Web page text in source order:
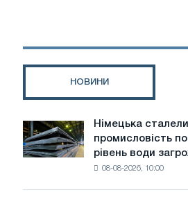
на
вашого
НОВИНИ
Німецька
сталеливарна
промисловість
Німецька
промисловість
рівень води
08-08-2026, 10:00